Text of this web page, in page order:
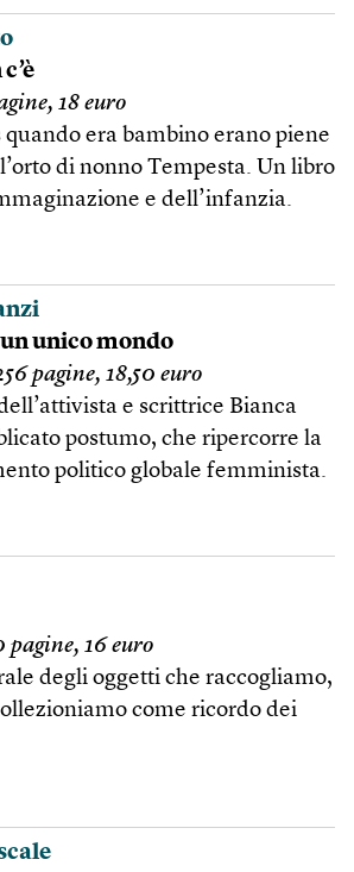
18 euro
era bambino erano piene
di nonno Tempesta. Un libro
e dell’infanzia.
unico mondo
pagine, 18,50 euro
e scrittrice Bianca
postumo, che ripercorre la
politico globale femminista.
pagine, 16 euro
degli oggetti che raccogliamo,
come ricordo dei